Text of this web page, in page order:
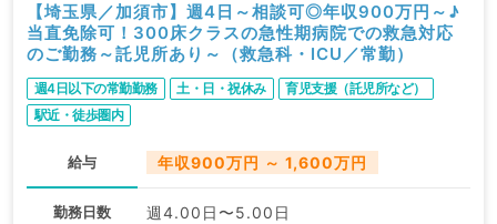
【埼玉県／加須市】週4日～相談可◎年収900万円～♪
当直免除可！300床クラスの急性期病院での救急対応
のご勤務～託児所あり～（救急科・ICU／常勤）
週4日以下の常勤勤務 土・日・祝休み
育児支援（託児所など）
駅近・徒歩圏内
給与 年収900万円 ～ 1,600万円
勤務日数 週4.00日〜5.00日